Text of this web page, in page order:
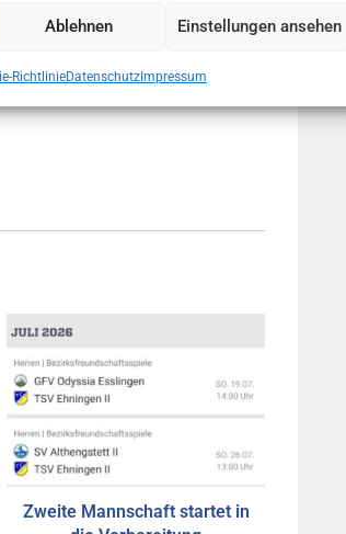
Ablehnen Einstellungen ansehen
RichtlinieDatenschutzImpressum
Zweite Mannschaft startet in